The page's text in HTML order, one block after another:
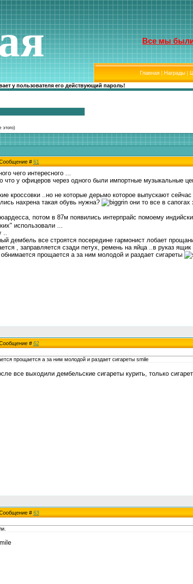
Все мы
Главная| Награды|
у пользователя его действующий пароль!
этого)
# 61
чего интересного ...
что у офицеров через одного были импортные музыкальные
кроссовки ..но не которые дерьмо которое выпускают
нахрена такая обувь нужна?
они то все в сапогах
потом в 87м появились интерпрайс помоему
использовали ...
дембель все строятся посередине гармонист лобает
, заправляется сзади петух, ремень на яйца ..в руказ
прощается а за ним молодой и раздает сигареты
# 62
прощается а за ним молодой и раздает сигареты smile
все выходили дембельские сигареты курить, только
# 63